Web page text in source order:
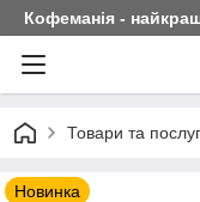
Кофеманія -
Товари та
Новинка